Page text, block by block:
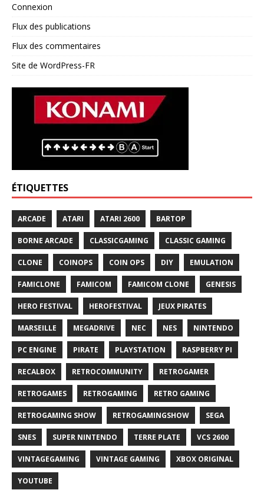
Connexion
Flux des publications
Flux des commentaires
Site de WordPress-FR
ÉTIQUETTES
ARCADE ATARI ATARI 2600 BARTOP
BORNE ARCADE CLASSICGAMING CLASSIC GAMING
CLONE COINOPS COIN OPS DIY EMULATION
FAMICLONE FAMICOM FAMICOM CLONE GENESIS
HERO FESTIVAL HEROFESTIVAL JEUX PIRATES
MARSEILLE MEGADRIVE NEC NES NINTENDO
PC ENGINE PIRATE PLAYSTATION RASPBERRY PI
RECALBOX RETROCOMMUNITY RETROGAMER
RETROGAMES RETROGAMING RETRO GAMING
RETROGAMING SHOW RETROGAMINGSHOW SEGA
SNES SUPER NINTENDO TERRE PLATE VCS 2600
VINTAGEGAMING VINTAGE GAMING XBOX ORIGINAL
YOUTUBE